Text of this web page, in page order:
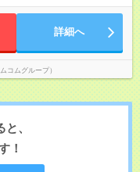
詳細へ
コムグループ）
、
！